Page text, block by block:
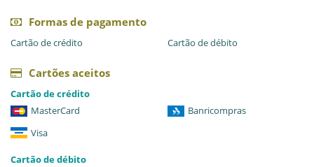
Formas de pagamento
Cartão de crédito Cartão de débito
Cartões aceitos
Cartão de crédito
MasterCard
Banricompras
Visa
Cartão de débito